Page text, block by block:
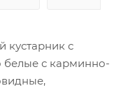
кустарник с
белые с карминно-